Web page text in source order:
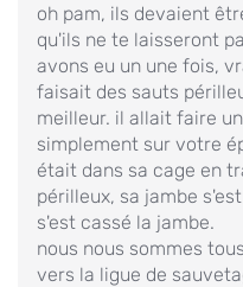
oh pam, ils devaient
qu'ils ne te laisseront
avons eu un une fois,
faisait des sauts
meilleur. il allait faire
simplement sur votre
était dans sa cage en
périlleux, sa jambe
s'est cassé la jambe.
nous nous sommes
vers la ligue de